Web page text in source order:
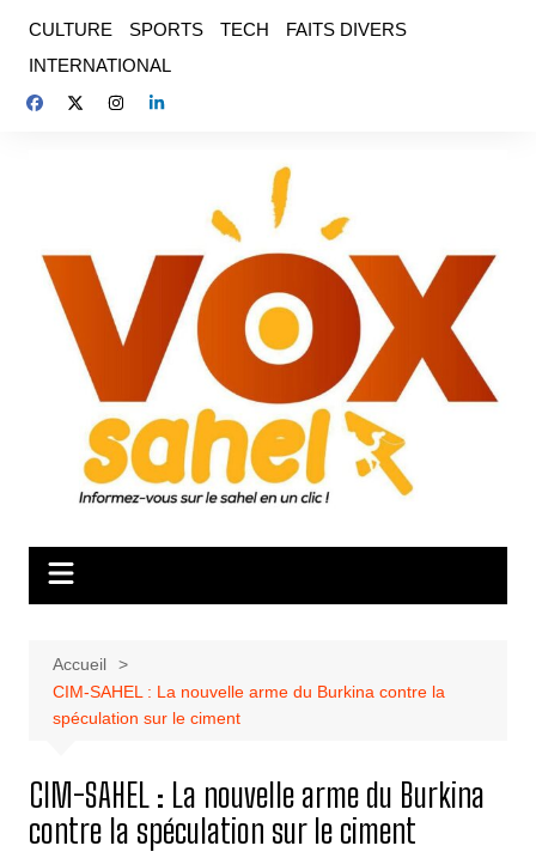
contenu
CULTURE SPORTS TECH
FAITS DIVERS
INTERNATIONAL
Accueil
CIM-SAHEL : La nouvelle arme du Burkina contre la
spéculation sur le ciment
CIM-SAHEL : La nouvelle arme du Burkina
contre la spéculation sur le ciment